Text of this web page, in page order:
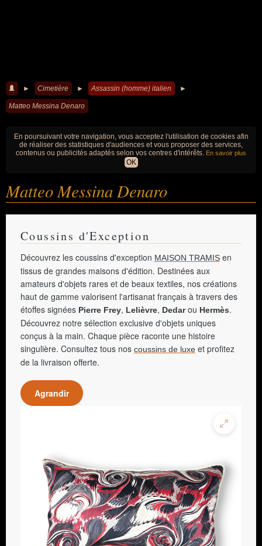
► Cimetière ► Assassin (homme) italien ►
Matteo Messina Denaro
En poursuivant votre navigation, vous acceptez l'utilisation de cookies afin
de réaliser des statistiques d'audiences et vous proposer des services,
contenus ou publicités adaptés selon vos centres d'intérêts. En savoir plus
OK
Matteo Messina Denaro
Coussins d'Exception
Découvrez les coussins d'exception MAISON TRAMIS en
tissus de grandes maisons d'édition. Destinées aux
amateurs d'objets rares et de beaux textiles, nos créations
haut de gamme valorisent l'artisanat français à travers des
étoffes signées Pierre Frey, Lelièvre, Dedarou Hermès.
Découvrez notre sélection exclusive d'objets uniques
conçus à la main. Chaque pièce raconte une histoire
singulière. Consultez tous nos coussins de luxe et profitez
de la livraison offerte.
Agrandir